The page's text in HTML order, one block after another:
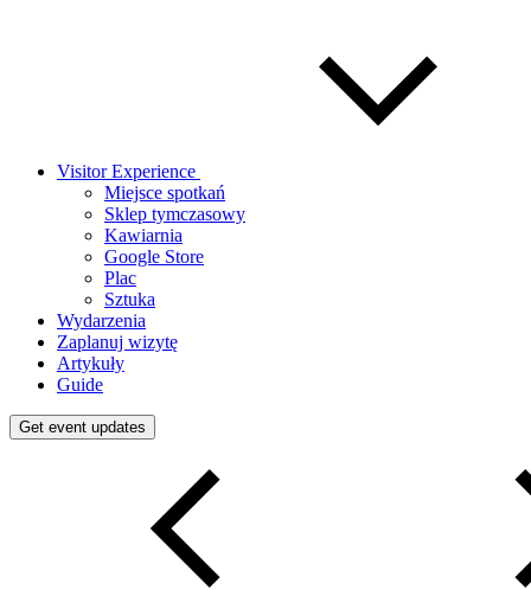
Visitor Experience
Miejsce spotkań
Sklep tymczasowy
Kawiarnia
Google Store
Plac
Sztuka
Wydarzenia
Zaplanuj wizytę
Artykuły
Guide
Get event updates